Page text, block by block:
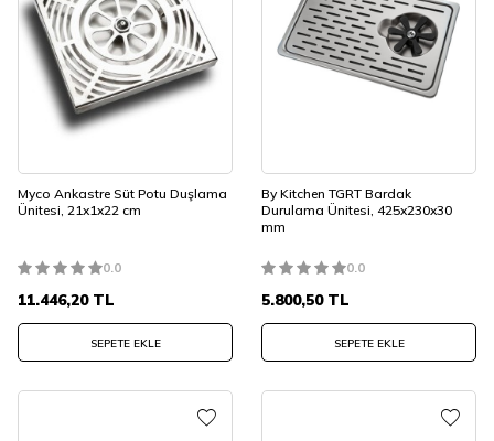
Myco Ankastre Süt Potu Duşlama
Ünitesi, 21x1x22 cm
0.0
11.446,20TL
SEPETE EKLE
By Kitchen TGRT Bardak
Durulama Ünitesi, 425x230x30
mm
0.0
5.800,50TL
SEPETE EKLE